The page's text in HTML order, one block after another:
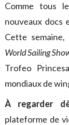
Comme tous
nouveaux docs
Cette
World Sailing
Trofeo
mondiaux de
À regarder
plateforme de